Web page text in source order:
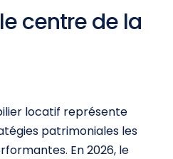
centre de la
locatif représente
patrimoniales les
En 2026, le